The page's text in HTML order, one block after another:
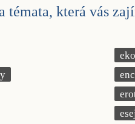
témata, která vás